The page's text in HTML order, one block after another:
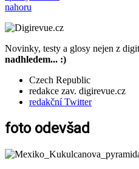
nahoru
Novinky, testy a glosy nejen z
nadhledem... :)
Czech Republic
redakce zav. digirevue.cz
redakční Twitter
foto odevšad